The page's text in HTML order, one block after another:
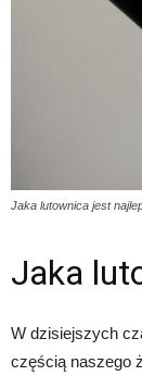
Jaka lutownica jest
Jaka
W dzisiejszych
częścią naszego